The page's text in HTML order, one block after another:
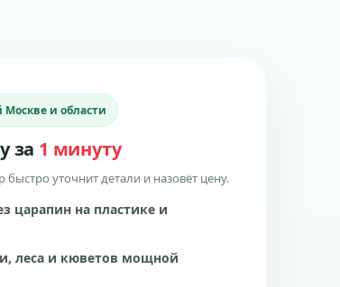
Москве и области
за 1 минуту
уточнит детали и назовёт цену.
царапин на пластике и
леса и кюветов мощной